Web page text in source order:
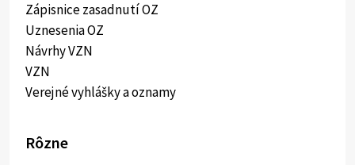
Zápisnice zasadnutí OZ
Uznesenia OZ
Návrhy VZN
VZN
Verejné vyhlášky a oznamy
Rôzne